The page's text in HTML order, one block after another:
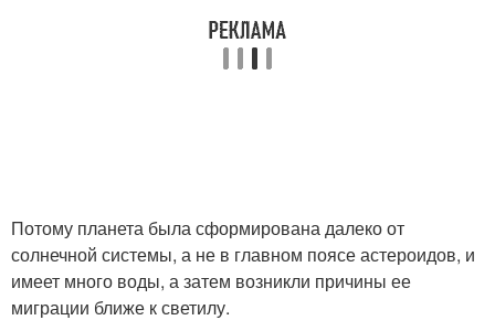
Потому планета была сформирована далеко от
солнечной системы, а не в главном поясе астероидов, и
имеет много воды, а затем возникли причины ее
миграции ближе к светилу.